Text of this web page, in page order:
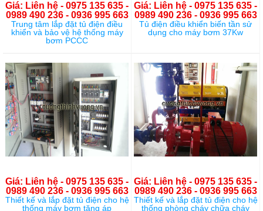
Giá: Liên hệ - 0975 135 635 -
0989 490 236 - 0936 995 663
Trung tâm lắp đặt tủ điện điều
khiển và bảo vệ hệ thống máy
bơm PCCC
Giá: Liên hệ - 0975 135 635 -
0989 490 236 - 0936 995 663
Tủ điện điều khiển biến tần sử
dụng cho máy bơm 37Kw
Giá: Liên hệ - 0975 135 635 -
0989 490 236 - 0936 995 663
Thiết kế và lắp đặt tủ điện cho hệ
thống máy bơm tăng áp
Giá: Liên hệ - 0975 135 635 -
0989 490 236 - 0936 995 663
Thiết kế và lắp đặt tủ điện cho hệ
thống phòng cháy chữa cháy